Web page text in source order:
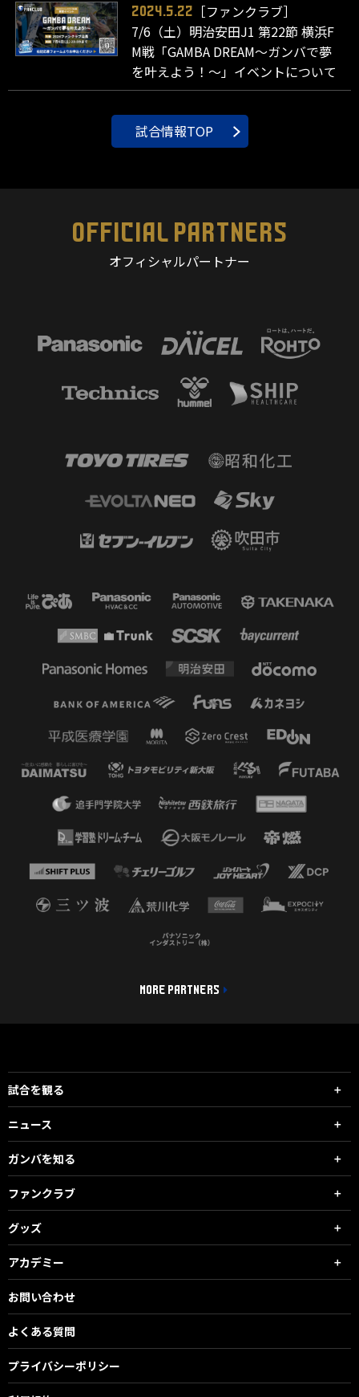
2024.5.22
［ファンクラブ］
7/6（土）明治安田J1 第22節 横浜F
M戦「GAMBA DREAM～ガンバで夢
を叶えよう！～」イベントについて
試合情報TOP
OFFICIAL PARTNERS
オフィシャルパートナー
MORE PARTNERS
試合を観る
ニュース
ガンバを知る
ファンクラブ
グッズ
アカデミー
お問い合わせ
よくある質問
プライバシーポリシー